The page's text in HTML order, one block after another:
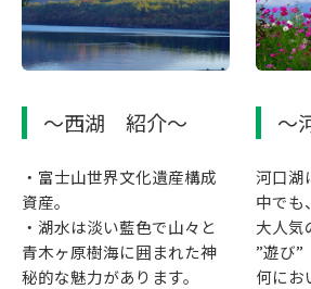
～西湖 紹介～
・富士山世界文化遺産構成
資産。
・湖水は淡い藍色で山々と
青木ヶ原樹海に囲まれた神
秘的な魅力があります。
～
河口湖
中でも
大人気
”遊び
何にお